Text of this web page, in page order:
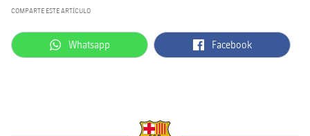
COMPARTE ESTE ARTÍCULO
label.aria.whatsapp
Whatsapp label.aria.facebook
Facebook